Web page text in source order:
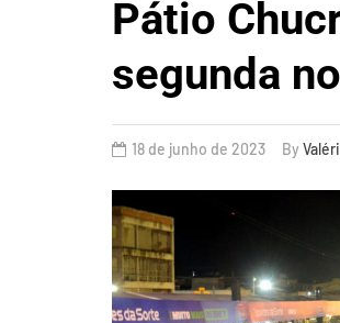
Pátio
segunda
18 de junho de 2023 By